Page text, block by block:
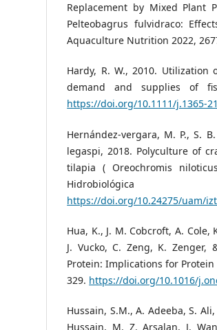
Replacement by Mixed Plant
Pelteobagrus fulvidraco:
Aquaculture Nutrition 2022,
Hardy, R. W., 2010.
demand and supplies of
https://doi.org/10.1111/j.1365-
Hernández-vergara, M. P., S.
legaspi, 2018. Polyculture of
tilapia ( Oreochromis
https://doi.org/10.24275/uam/
Hua, K., J. M. Cobcroft, A. Cole,
J. Vucko, C. Zeng, K.
Protein: Implications for
329. https://doi.org/10.1016/
Hussain, S.M., A. Adeeba, S.
Hussain, M. Z. Arsalan, J.